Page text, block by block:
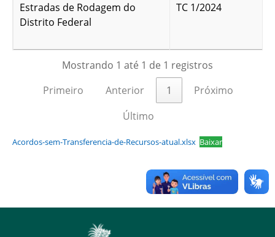
Estradas de Rodagem do
Distrito Federal
TC 1/2024
Mostrando 1 até 1 de 1 registros
Primeiro
Anterior 1
Próximo
Último
Acordos-sem-Transferencia-de-Recursos-atual.xlsx Baixar